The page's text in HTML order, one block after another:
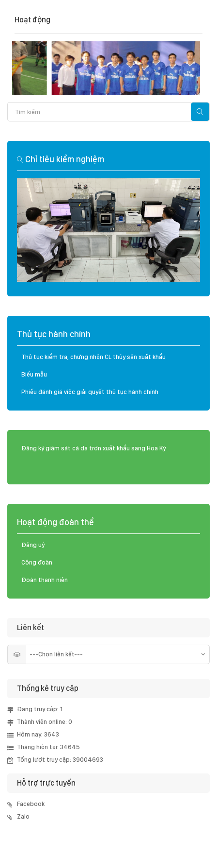
Hoạt động
Chỉ tiêu kiểm nghiệm
Thủ tục hành chính
Thủ tục kiểm tra, chứng nhận CL thủy sản xuất khẩu
Biểu mẫu
Phiếu đánh giá việc giải quyết thủ tục hành chính
Đăng ký giám sát cá da trơn xuất khẩu sang Hoa Kỳ
Hoạt động đoàn thể
Đảng uỷ
Công đoàn
Đoàn thanh niên
Liên kết
Thống kê truy cập
Đang truy cập: 1
Thành viên online: 0
Hôm nay: 3643
Tháng hiện tại: 34645
Tổng lượt truy cập: 39004693
Hỗ trợ trực tuyến
Facebook
Zalo